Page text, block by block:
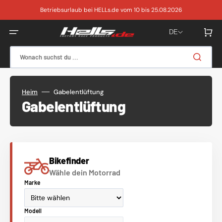
Betriebsurlaub bei HELLs.de vom 10 bis 25.08.2026
Wonach suchst du ...
DE
Heim Gabelentlüftung
Kategorie:
Gabelentlüftung
Bikefinder
Wähle dein Motorrad
Marke
Modell